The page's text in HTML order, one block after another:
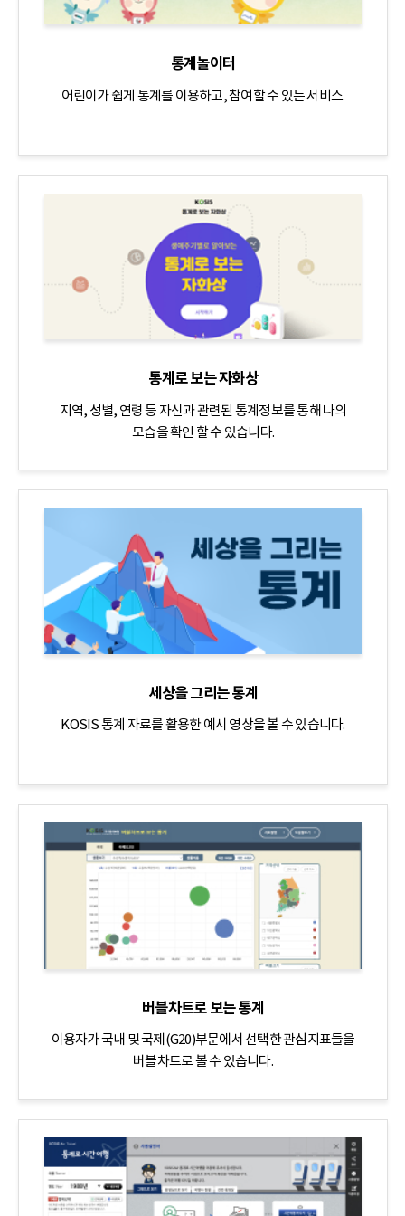
통계놀이터
어린이가 쉽게 통계를 이용하고, 참여할 수 있는 서비스.
통계로 보는 자화상
지역, 성별, 연령 등 자신과 관련된 통계정보를 통해 나의
모습을 확인 할 수 있습니다.
세상을 그리는 통계
KOSIS 통계 자료를 활용한 예시 영상을 볼 수 있습니다.
버블차트로 보는 통계
이용자가 국내 및 국제(G20)부문에서 선택한 관심지표들을
버블차트로 볼 수 있습니다.